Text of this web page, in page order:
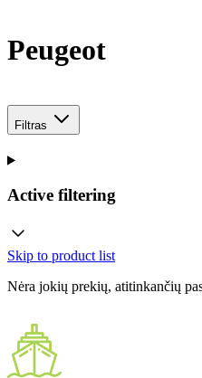
Peugeot
Filtras
Active filtering
Skip to product list
Nėra jokių prekių, atitinkančių